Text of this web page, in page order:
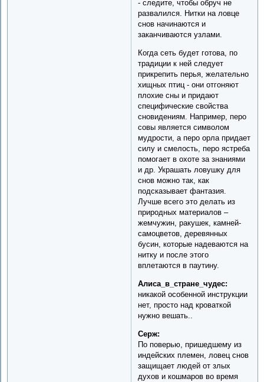
- следите, чтобы обруч не
развалился. Нитки на ловце
снов начинаются и
заканчиваются узлами.
Когда сеть будет готова, по
традиции к ней следует
прикрепить перья, желательно
хищных птиц - они отгоняют
плохие сны и придают
специфические свойства
сновидениям. Например, перо
совы является символом
мудрости, а перо орла придает
силу и смелость, перо ястреба
помогает в охоте за знаниями
и др. Украшать ловушку для
снов можно так, как
подсказывает фантазия.
Лучше всего это делать из
природных материалов –
жемчужин, ракушек, камней-
самоцветов, деревянных
бусин, которые надеваются на
нитку и после этого
вплетаются в паутину.
Алиса_в_стране_чудес:
никакой особенной инструкции
нет, просто над кроваткой
нужно вешать..
Серж:
По поверью, пришедшему из
индейских племен, ловец снов
защищает людей от злых
духов и кошмаров во время